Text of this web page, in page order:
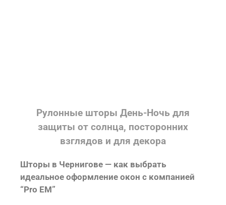
Рулонные шторы День-Ночь для
защиты от солнца, посторонних
взглядов и для декора
Шторы в Чернигове — как выбрать
идеальное оформление окон с компанией
“Pro EM”